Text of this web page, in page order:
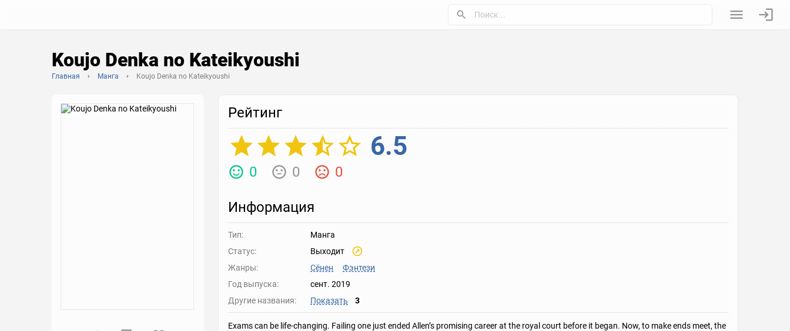
Koujo Denka no Kateikyoushi
Главная Манга Koujo Denka no Kateikyoushi
Рейтинг
6.5
0 0 0
Информация
Тип:
Манга
Статус:
Выходит
Жанры:
Сёнен
Фэнтези
Год выпуска:
сент. 2019
Другие названия:
Показать 3
Exams can be life-changing. Failing one just ended Allen’s promising career at the royal court before it began. Now, to make ends meet, the